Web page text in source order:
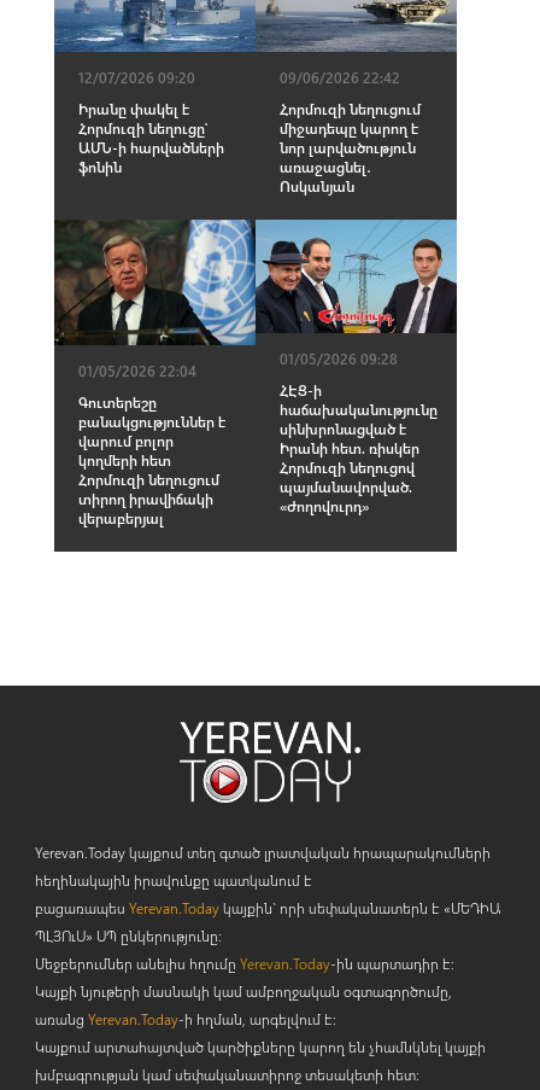
12/07/2026 09:20
Իրանը փակել է
Հորմուզի նեղուցը՝
ԱՄՆ-ի հարվածների
ֆոնին
09/06/2026 22:42
Հորմուզի նեղուցում
միջադեպը կարող է
նոր լարվածություն
առաջացնել․
Ոսկանյան
01/05/2026 22:04
Գուտերեշը
բանակցություններ է
վարում բոլոր
կողմերի հետ
Հորմուզի նեղուցում
տիրող իրավիճակի
վերաբերյալ
01/05/2026 09:28
ՀԷՑ-ի
հաճախականությունը
սինխրոնացված է
Իրանի հետ. ռիսկեր
Հորմուզի նեղուցով
պայմանավորված.
«Ժողովուրդ»
Yerevan.Today կայքում տեղ գտած լրատվական հրապարակումների
հեղինակային իրավունքը պատկանում է
բացառապես Yerevan.Todayկայքին` որի սեփականատերն է «ՄԵԴԻԱ
ՊԼՅՈւՍ» ՍՊ ընկերությունը։
Մեջբերումներ անելիս հղումը Yerevan.Today-ին պարտադիր է:
Կայքի նյութերի մասնակի կամ ամբողջական օգտագործումը,
առանց Yerevan.Today-ի հղման, արգելվում է:
Կայքում արտահայտված կարծիքները կարող են չհամնկնել կայքի
խմբագրության կամ սեփականատիրոջ տեսակետի հետ: